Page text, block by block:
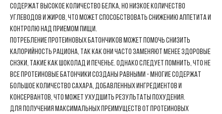
содержат высокое количество белка, но низкое количество
углеводов и жиров, что может способствовать снижению аппетита и
контролю над приемом пищи.
Потребление протеиновых батончиков может помочь снизить
калорийность рациона, так как они часто заменяют менее здоровые
снэки, такие как шоколад и печенье. Однако следует помнить, что не
все протеиновые батончики созданы равными - многие содержат
большое количество сахара, добавленных ингредиентов и
консервантов, что может ухудшить результаты похудения.
Для получения максимальных преимуществ от протеиновых